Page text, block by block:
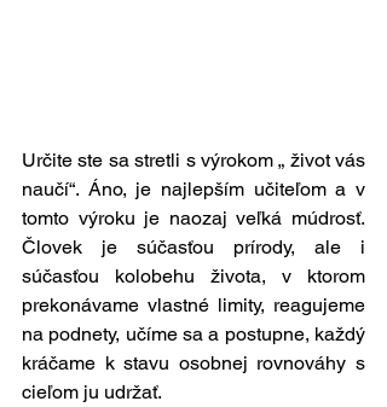
Určite ste sa stretli s výrokom „ život vás
naučí“. Áno, je najlepším učiteľom a v
tomto výroku je naozaj veľká múdrosť.
Človek je súčasťou prírody, ale i
súčasťou kolobehu života, v ktorom
prekonávame vlastné limity, reagujeme
na podnety, učíme sa a postupne, každý
kráčame k stavu osobnej rovnováhy s
cieľom ju udržať.